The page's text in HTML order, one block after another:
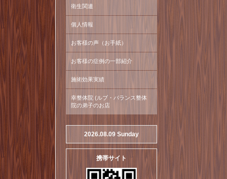
衛生関連
個人情報
お客様の声（お手紙）
お客様の症例の一部紹介
施術効果実績
幸整体院 (ルブ・バランス整体
院の弟子のお店
2026.08.09 Sunday
携帯サイト